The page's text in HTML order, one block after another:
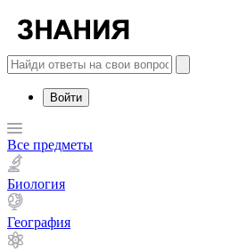
Войти
Все предметы
Биология
География